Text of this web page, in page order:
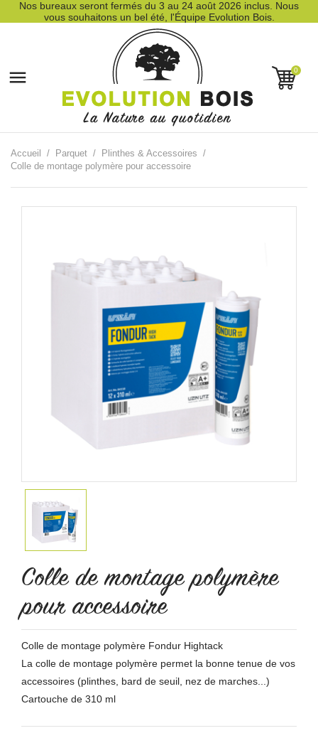
Nos bureaux seront fermés du 3 au 24 août 2026 inclus. Nous
vous souhaitons un bel été, l'Équipe Evolution Bois.
 0
Accueil Parquet
Plinthes & Accessoires
Colle de montage polymère pour accessoire
Colle de montage polymère
pour accessoire
Colle de montage polymère Fondur Hightack
La colle de montage polymère permet la bonne tenue de vos
accessoires (plinthes, bard de seuil, nez de marches...)
Cartouche de 310 ml